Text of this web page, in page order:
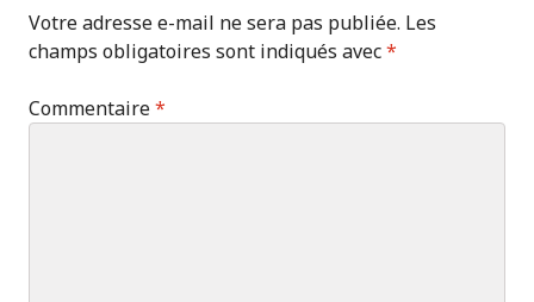
Votre adresse e-mail ne sera pas publiée. Les
champs obligatoires sont indiqués avec*
Commentaire*